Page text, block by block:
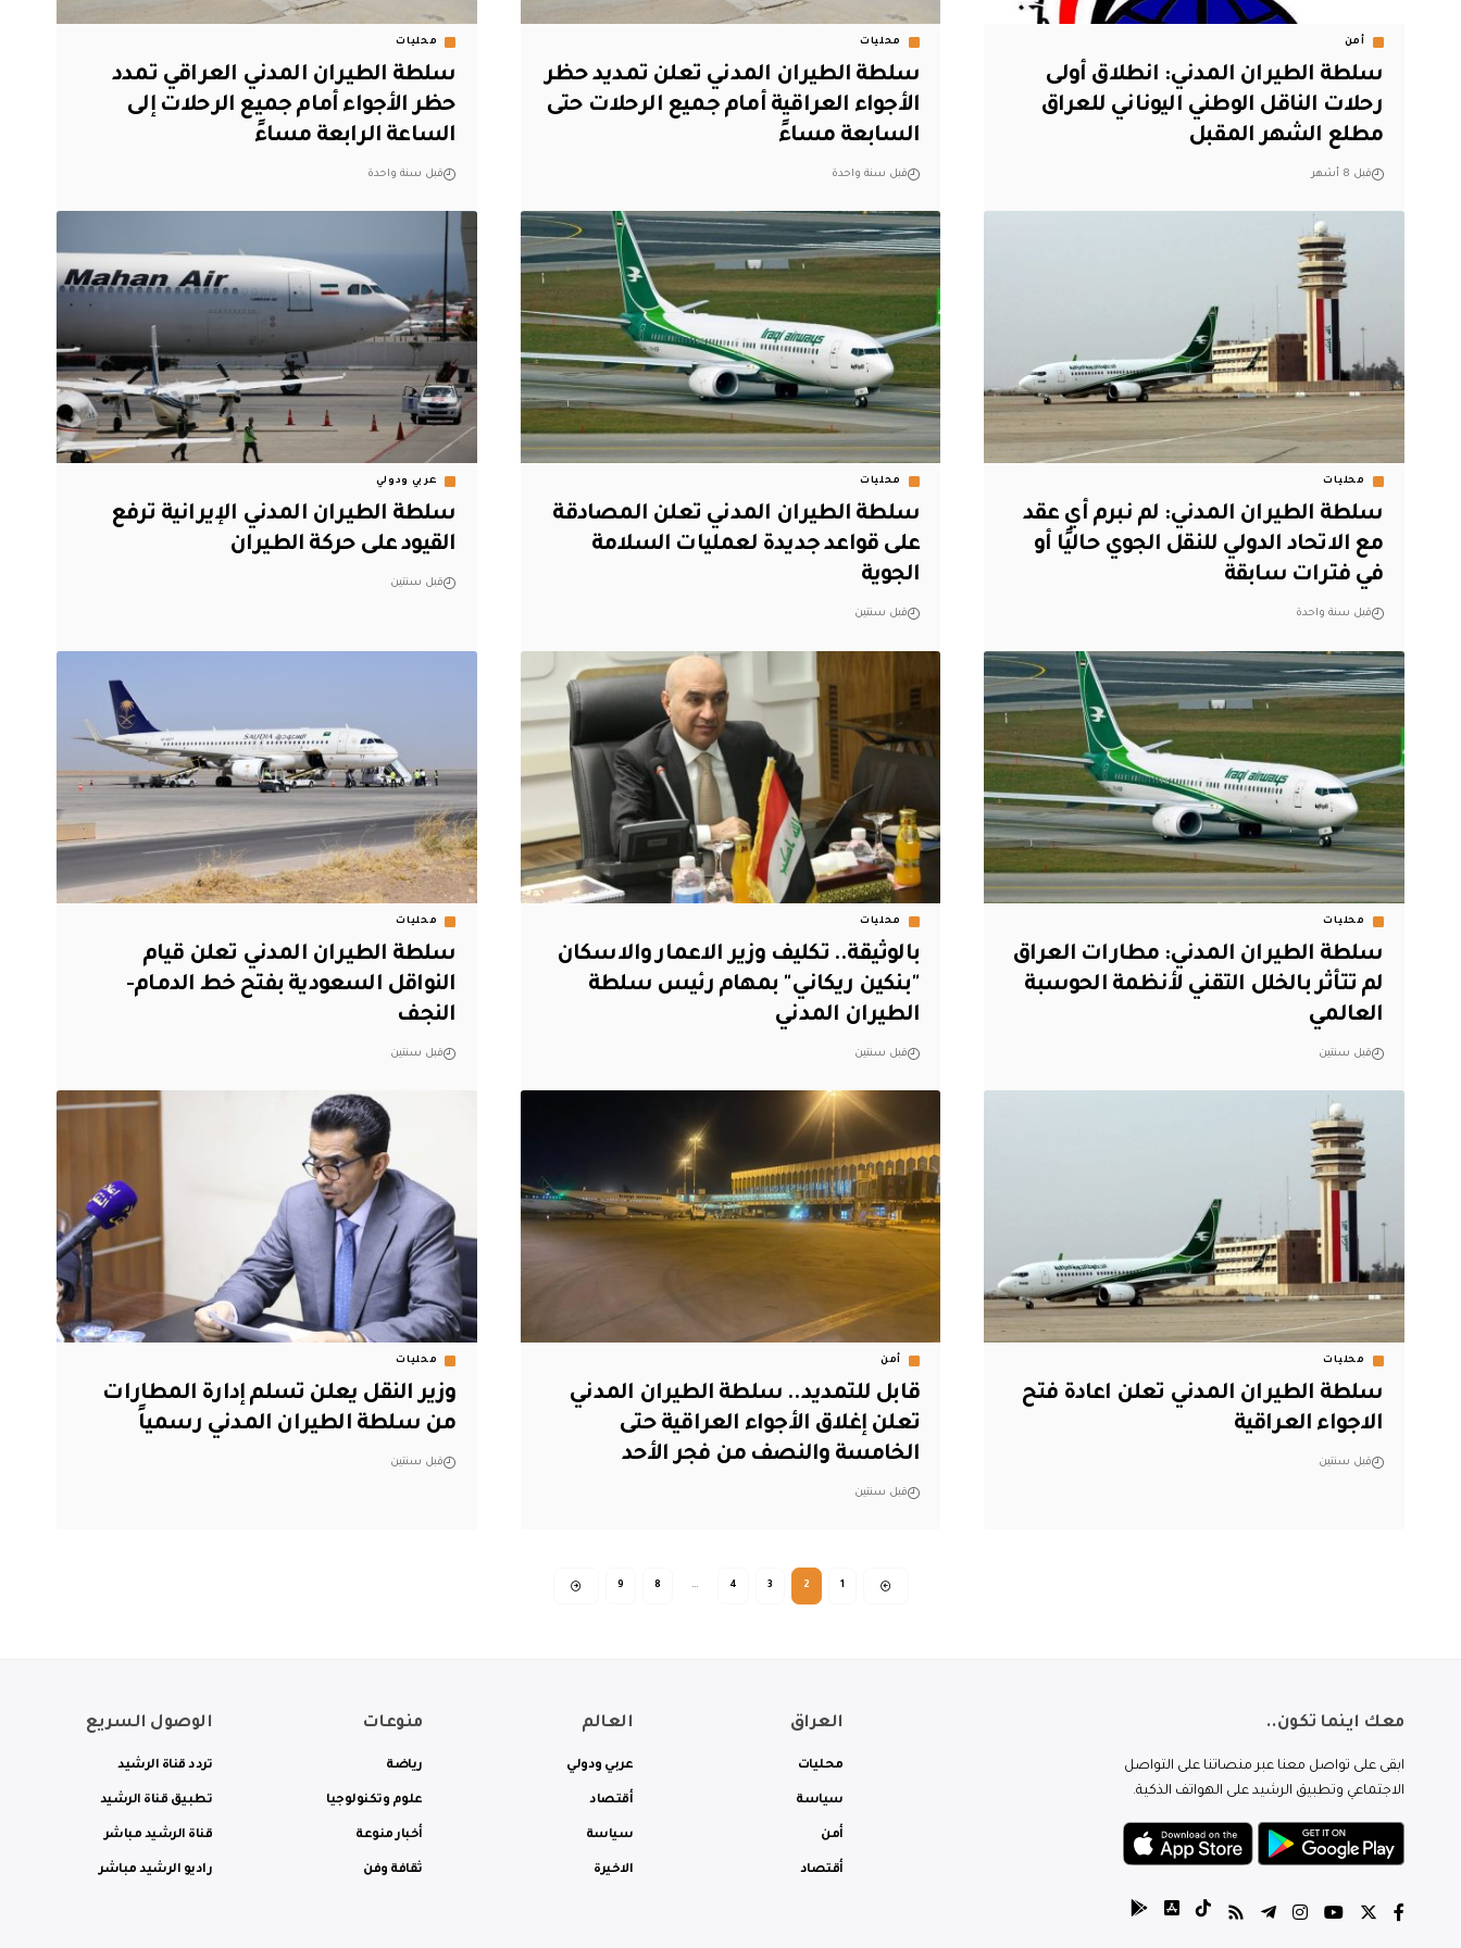
أمن
سلطة الطيران المدني: انطلاق أولى
رحلات الناقل الوطني اليوناني للعراق
مطلع الشهر المقبل
قبل 8 أشهر
محليات
سلطة الطيران المدني تعلن تمديد حظر
الأجواء العراقية أمام جميع الرحلات حتى
السابعة مساءً
قبل سنة واحدة
محليات
سلطة الطيران المدني العراقي تمدد
حظر الأجواء أمام جميع الرحلات إلى
الساعة الرابعة مساءً
قبل سنة واحدة
محليات
سلطة الطيران المدني: لم نبرم أي عقد
مع الاتحاد الدولي للنقل الجوي حاليًا أو
في فترات سابقة
قبل سنة واحدة
محليات
سلطة الطيران المدني تعلن المصادقة
على قواعد جديدة لعمليات السلامة
الجوية
قبل سنتين
عربي ودولي
سلطة الطيران المدني الإيرانية ترفع
القيود على حركة الطيران
قبل سنتين
محليات
سلطة الطيران المدني: مطارات العراق
لم تتأثر بالخلل التقني لأنظمة الحوسبة
العالمي
قبل سنتين
محليات
بالوثيقة.. تكليف وزير الاعمار والاسكان
"بنكين ريكاني" بمهام رئيس سلطة
الطيران المدني
قبل سنتين
محليات
سلطة الطيران المدني تعلن قيام
النواقل السعودية بفتح خط الدمام-
النجف
قبل سنتين
محليات
‏سلطة الطيران المدني تعلن اعادة فتح
الاجواء العراقية‬
قبل سنتين
أمن
قابل للتمديد.. سلطة الطيران المدني
تعلن إغلاق الأجواء العراقية حتى
الخامسة والنصف من فجر الأحد
قبل سنتين
محليات
وزير النقل يعلن تسلم إدارة المطارات
من سلطة الطيران المدني رسمياً
قبل سنتين
1
2
3
4
…
8
9
معك اينما تكون..
ابقى على تواصل معنا عبر منصاتنا على التواصل
الاجتماعي وتطبيق الرشيد على الهواتف الذكية.
العراق
محليات
سياسة
أمن
أقتصاد
العالم
عربي ودولي
أقتصاد
سياسة
الاخيرة
منوعات
رياضة
علوم وتكنولوجيا
أخبار منوعة
ثقافة وفن
الوصول السريع
تردد قناة الرشيد
تطبيق قناة الرشيد
قناة الرشيد مباشر
راديو الرشيد مباشر